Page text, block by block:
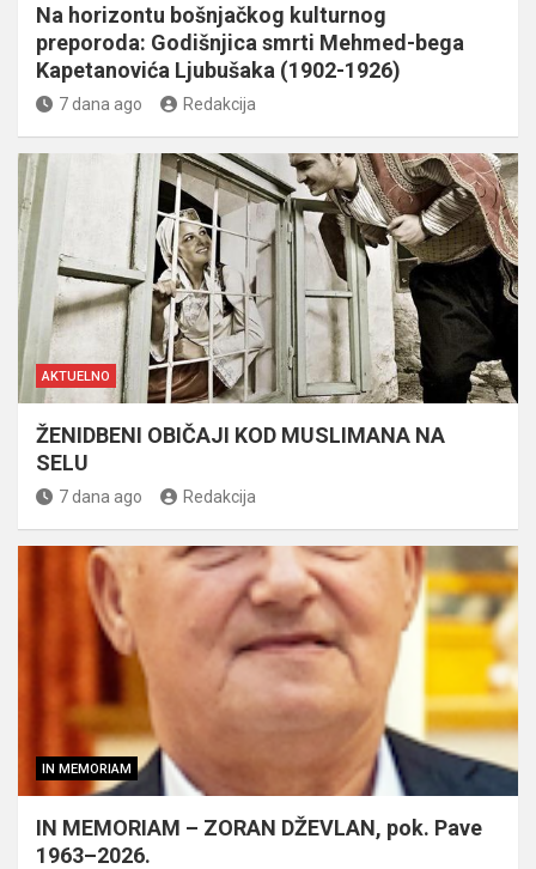
Na horizontu bošnjačkog kulturnog
preporoda: Godišnjica smrti Mehmed-bega
Kapetanovića Ljubušaka (1902-1926)
7 dana ago Redakcija
AKTUELNO
ŽENIDBENI OBIČAJI KOD MUSLIMANA NA
SELU
7 dana ago Redakcija
IN MEMORIAM
IN MEMORIAM – ZORAN DŽEVLAN, pok. Pave
1963–2026.